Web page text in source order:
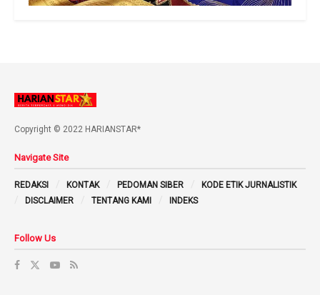
Copyright © 2022 HARIANSTAR*
Navigate Site
REDAKSI KONTAK PEDOMAN SIBER
KODE ETIK JURNALISTIK
DISCLAIMER
TENTANG KAMI INDEKS
Follow Us